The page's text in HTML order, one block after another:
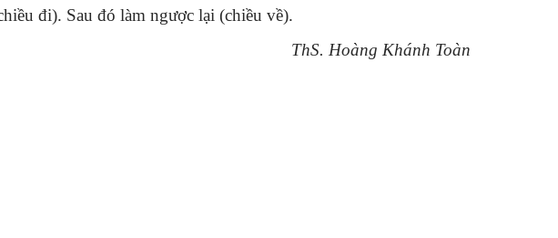
đi). Sau đó làm ngược lại (chiều về).
ThS. Hoàng Khánh Toàn